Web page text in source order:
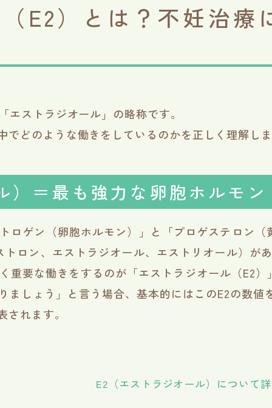
E2）とは？不妊治療
ストラジオール」の略称です。
でどのような働きをしているのかを正しく理解し
）＝最も強力な卵胞ホルモン
ロゲン（卵胞ホルモン）」と「プロゲステロン
ロン、エストラジオール、エストリオール）が
重要な働きをするのが「エストラジオール（E2
ましょう」と言う場合、基本的にはこのE2の数
れます。
E2（エストラジオール）について